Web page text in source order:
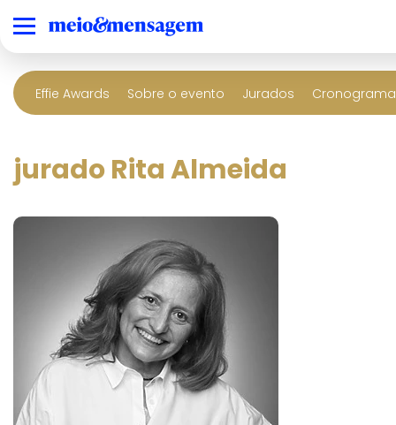
Effie Awards Sobre o evento Jurados
jurado Rita Almeida